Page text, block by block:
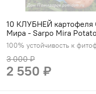
10 КЛУБНЕЙ картофеля
Мира - Sarpo Mira
100% устойчивость к
3 000 ₽
2 550 ₽